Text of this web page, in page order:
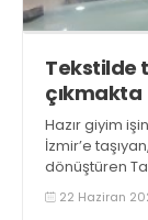
Tekstilde
çıkmakta
Hazır giyim
İzmir’e
dönüştüren
çok dalgalı.
çıkmakta”
22 Haziran